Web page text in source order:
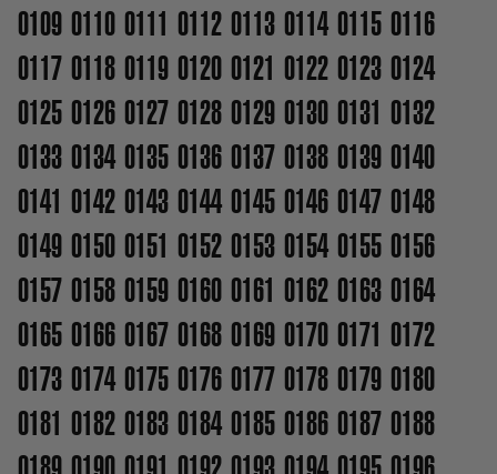
0109 0110 0111 0112 0113 0114 0115 0116
0117 0118 0119 0120 0121 0122 0123 0124
0125 0126 0127 0128 0129 0130 0131 0132
0133 0134 0135 0136 0137 0138 0139 0140
0141 0142 0143 0144 0145 0146 0147 0148
0149 0150 0151 0152 0153 0154 0155 0156
0157 0158 0159 0160 0161 0162 0163 0164
0165 0166 0167 0168 0169 0170 0171 0172
0173 0174 0175 0176 0177 0178 0179 0180
0181 0182 0183 0184 0185 0186 0187 0188